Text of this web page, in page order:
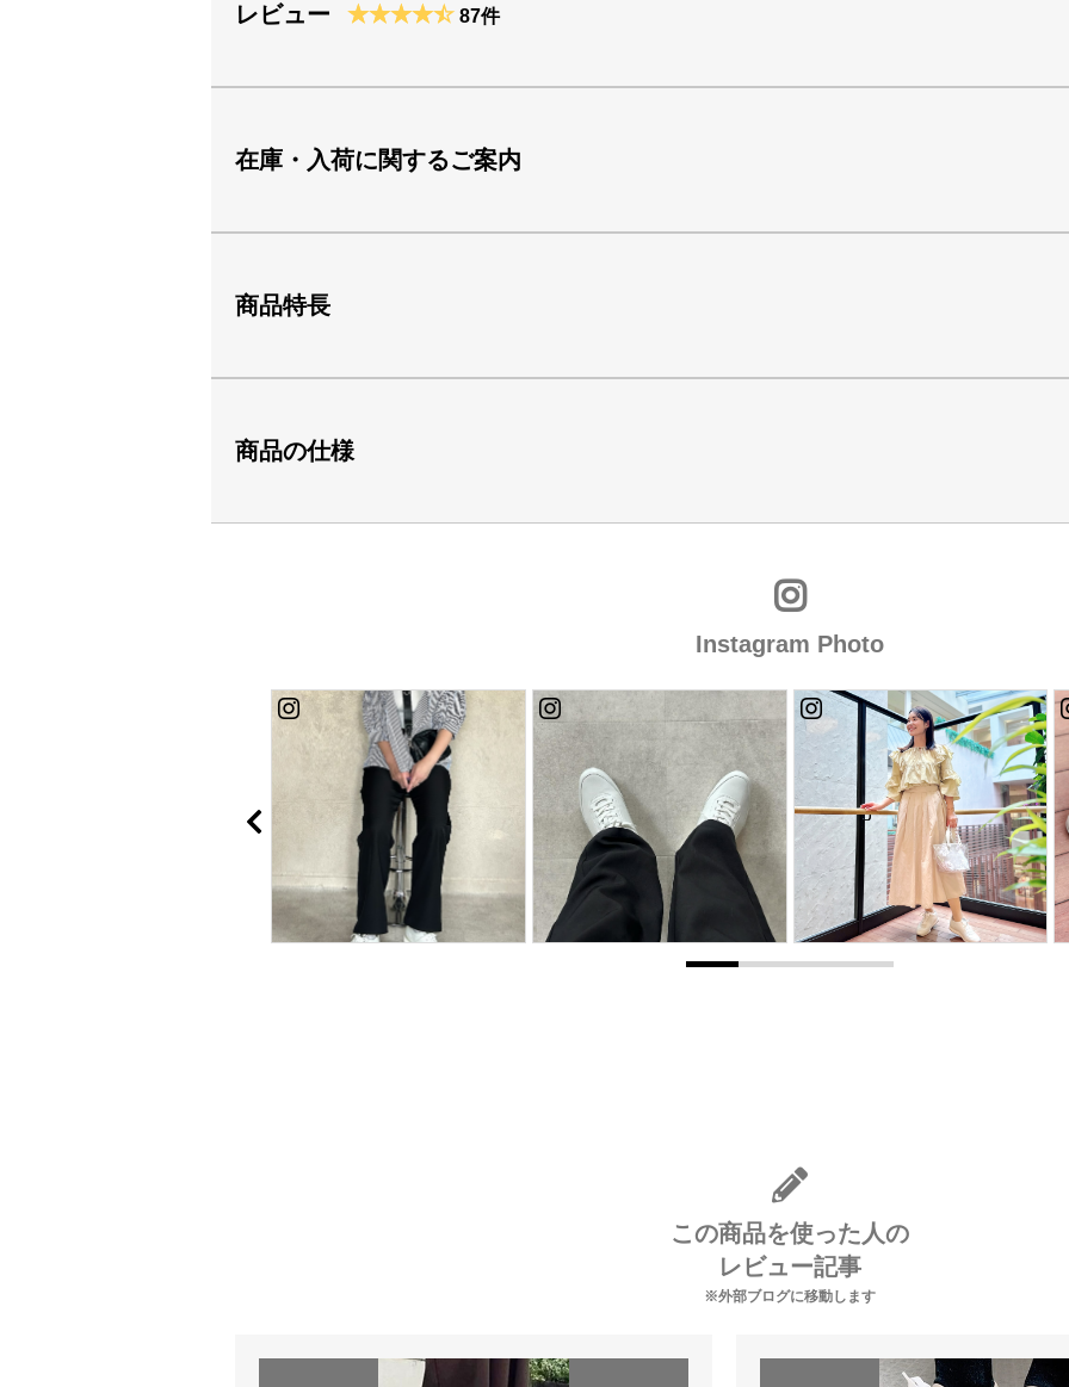
レビュー 87件
在庫・入荷に関するご案内
商品特長
商品の仕様
Instagram Photo
この商品を使った人の
レビュー記事
※外部ブログに移動します